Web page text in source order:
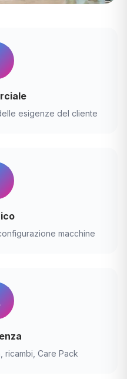
esigenze del cliente
macchine
ricambi, Care Pack